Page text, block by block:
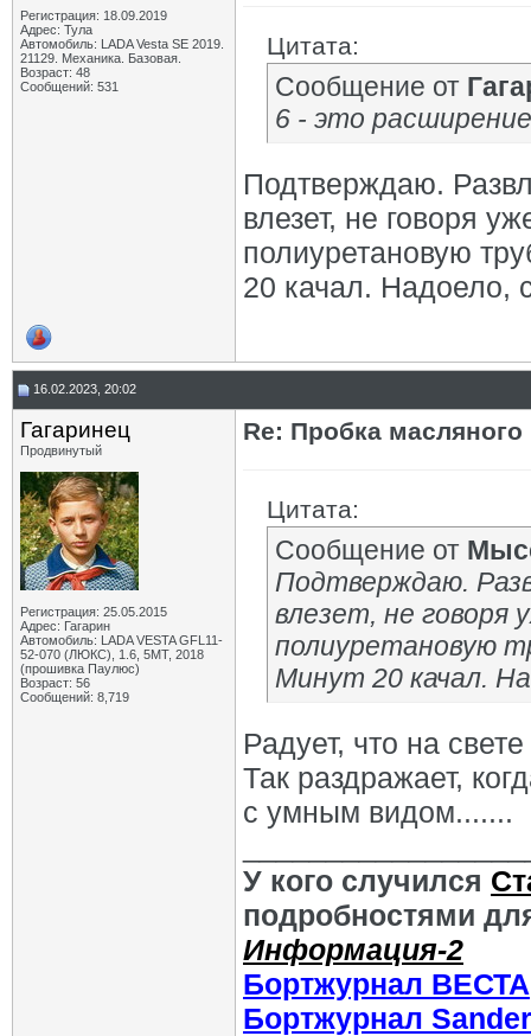
Регистрация: 18.09.2019
Адрес: Тула
Автомобиль: LADA Vesta SE 2019.
21129. Механика. Базовая.
Возраст: 48
Сообщений: 531
Цитата:
Сообщение от
6 - это
Подтверждаю.
влезет, не говоря
полиуретановую
20 качал. Надоело,
16.02.2023, 20:02
Гагаринец
Продвинутый
Регистрация: 25.05.2015
Адрес: Гагарин
Автомобиль: LADA VESTA GFL11-
52-070 (ЛЮКС), 1.6, 5МТ, 2018
(прошивка Паулюс)
Возраст: 56
Сообщений: 8,719
Re: Пробка масляного
Цитата:
Сообщение от
Подтверждаю.
влезет, не говоря
полиуретановую
Минут 20 качал.
Радует, что на
Так раздражает,
с умным видом.......
У кого случился
подробностями
Информация-2
Бортжурнал ВЕСТА
Бортжурнал